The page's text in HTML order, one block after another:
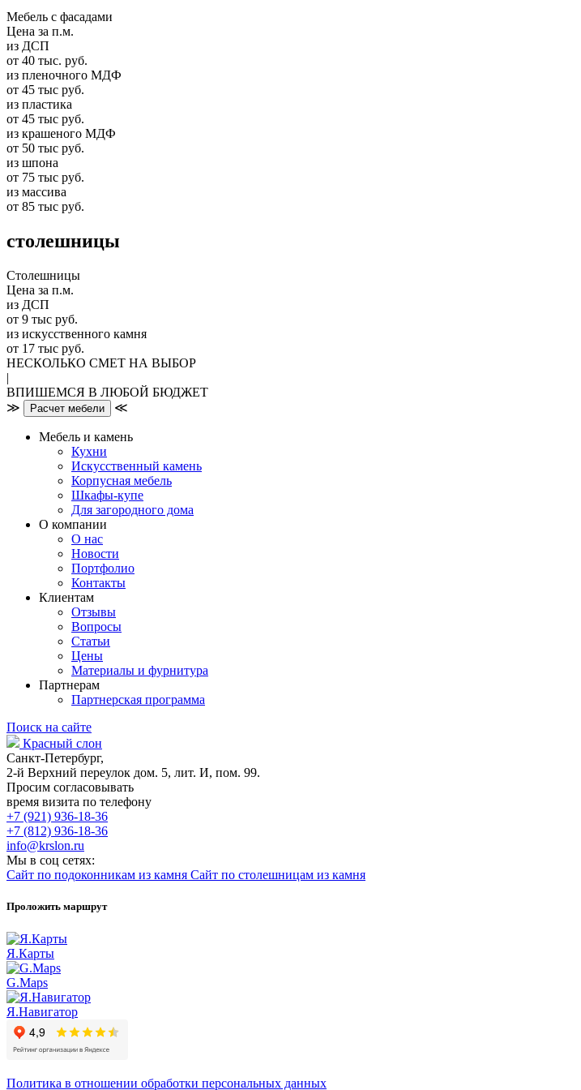
Мебель с фасадами
Цена за п.м.
из ДСП
от 40 тыс. руб.
из пленочного МДФ
от 45 тыс руб.
из пластика
от 45 тыс руб.
из крашеного МДФ
от 50 тыс руб.
из шпона
от 75 тыс руб.
из массива
от 85 тыс руб.
столешницы
Столешницы
Цена за п.м.
из ДСП
от 9 тыс руб.
из искусственного камня
от 17 тыс руб.
НЕСКОЛЬКО СМЕТ НА ВЫБОР
|
ВПИШЕМСЯ В ЛЮБОЙ БЮДЖЕТ
≫
Расчет мебели ≪
Мебель и камень
Кухни
Искусственный камень
Корпусная мебель
Шкафы-купе
Для загородного дома
О компании
О нас
Новости
Портфолио
Контакты
Клиентам
Отзывы
Вопросы
Статьи
Цены
Материалы и фурнитура
Партнерам
Партнерская программа
Поиск на сайте
Красный слон
Санкт-Петербург,
2-й Верхний переулок дом. 5, лит. И, пом. 99.
Просим согласовывать
время визита по телефону
+7 (921) 936-18-36
+7 (812) 936-18-36
info@krslon.ru
Мы в соц сетях:
Сайт по подоконникам из камня Сайт по столешницам из камня
Проложить маршрут
Я.Карты
G.Maps
Я.Навигатор
Политика в отношении обработки персональных данных